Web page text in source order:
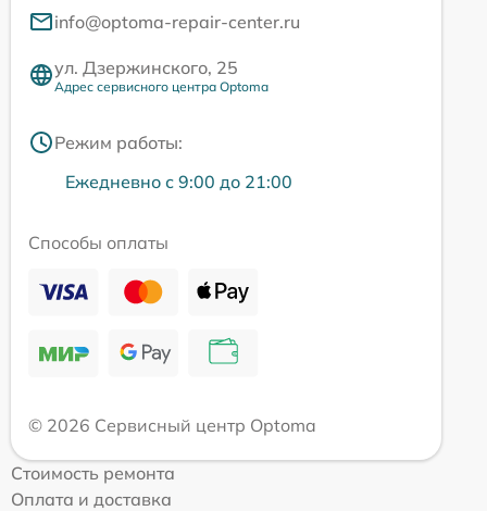
info@optoma-repair-center.ru
ул. Дзержинского, 25
Адрес сервисного центра Optoma
Режим работы:
Ежедневно с 9:00 до 21:00
Способы оплаты
© 2026 Сервисный центр Optoma
Стоимость ремонта
Оплата и доставка